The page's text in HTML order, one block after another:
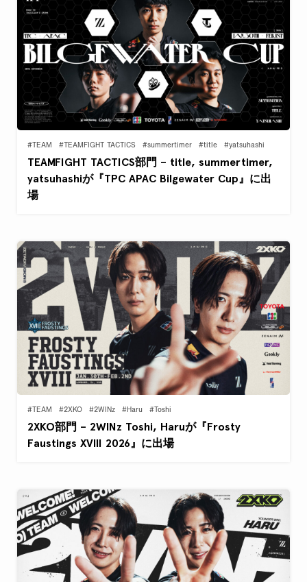
#TEAM #TEAMFIGHT TACTICS #summertimer #title #yatsuhashi
TEAMFIGHT TACTICS部門 – title, summertimer,
yatsuhashiが『TPC APAC Bilgewater Cup』に出
場
#TEAM #2XKO #2WINz #Haru #Toshi
2XKO部門 – 2WINz Toshi, Haruが『Frosty
Faustings XVIII 2026』に出場